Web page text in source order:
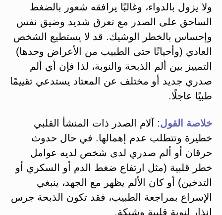
ولا يزول بالدواء، وغالبًا يرافقه شعور بالضغط
الساحق على الصدر مع تعرق شديد وضيق نفس
وإحساس بالخطر الوشيك. قد لا يستطيع الشخص
العادي (وأحيانًا حتى الطبيب من الأعراض وحدها)
التمييز بين ألم الذبحة والنوبة​، لذا فإن أي ألم
صدري جديد أو مختلف عن المعتاد يستدعي تقييمًا
طبيًا عاجلًا.
خلاصة القول: آلام الصدر ذات المنشأ القلبي
خطيرة وتتطلب عدم إهمالها. في حال حدوث
حرقان أو ألم صدري لدى شخص لديه عوامل
خطر قلبية (مثل ارتفاع ضغط الدم أو السكري أو
التدخين) أو كان الألم يظهر مع الجهد، ينبغي
الإسراع بمراجعة الطبيب، فقد تكون الذبحة جرس
إنذار لنوبة قلبية وشيكة​.